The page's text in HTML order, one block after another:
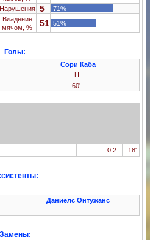
Нарушения 5
71%
Владение
мячом, %
51 51%
Голы:
Сори Каба
П
60'
0:2 18'
Даниелс Онтужанс
Замены: